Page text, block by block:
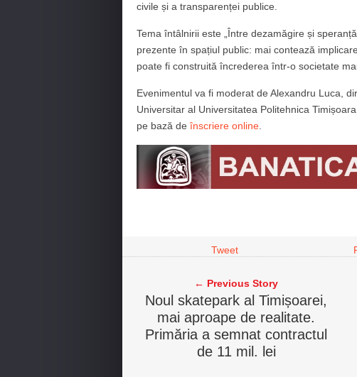
civile și a transparenței publice.
Tema întâlnirii este „Între dezamăgire și
prezente în spațiul public: mai contează
poate fi construită încrederea într-o societate
Evenimentul va fi moderat de Alexandru Luca,
Universitar al Universitatea Politehnica Timișoara
pe bază de înscriere online
Tweet
← Previous Story
Noul skatepark al Timișoarei,
mai aproape de realitate.
Primăria a semnat contractul
de 11 mil. lei